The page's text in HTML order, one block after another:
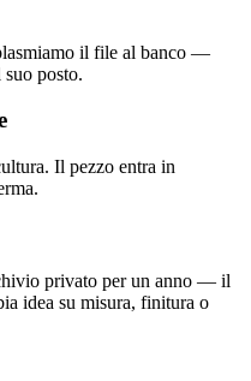
il file al banco —
posto.
Il pezzo entra in
privato per un anno — il
idea su misura, finitura o